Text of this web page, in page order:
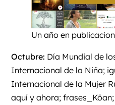
Un año en
Octubre: Día Mundial de
Internacional de la Niña;
Internacional de la Mujer
aquí y ahora;